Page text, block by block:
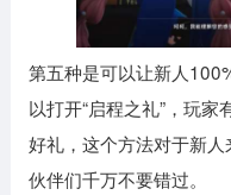
第五种是可以让新人
以打开“启程之礼”，玩
好礼，这个方法对于新
伙伴们千万不要错过。